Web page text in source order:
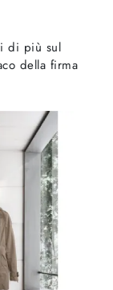
di più sul
della firma